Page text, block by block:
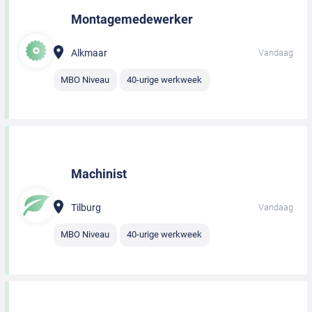
Montagemedewerker
Alkmaar Vandaag
MBO Niveau 40-urige werkweek
Machinist
Tilburg Vandaag
MBO Niveau 40-urige werkweek